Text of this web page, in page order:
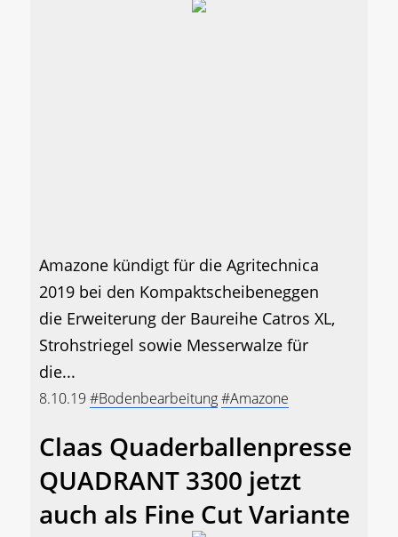
Amazone kündigt für die Agritechnica
2019 bei den Kompaktscheibeneggen
die Erweiterung der Baureihe Catros XL,
Strohstriegel sowie Messerwalze für
die...
8.10.19 #Bodenbearbeitung#Amazone
Claas Quaderballenpresse
QUADRANT 3300 jetzt
auch als Fine Cut Variante